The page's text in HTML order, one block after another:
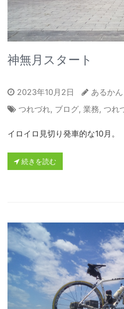
神無月スタート
2023年10月2日
あるか
つれづれ, ブログ, 業務, つれ
イロイロ見切り発車的な10月。
続きを読む